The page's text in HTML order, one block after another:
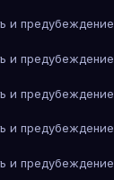
и предубеждение
и предубеждение
и предубеждение
и предубеждение
и предубеждение